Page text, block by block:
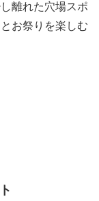
離れた穴場スポ
お祭りを楽しむ